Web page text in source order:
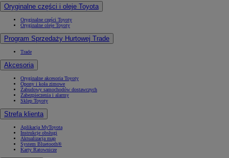
Oryginalne części i oleje Toyota
Oryginalne części Toyoty
Oryginalne oleje Toyoty
Program Sprzedaży Hurtowej Trade
Trade
Akcesoria
Oryginalne akcesoria Toyoty
Opony i koła zimowe
Zabudowy samochodów dostawczych
Zabezpieczenia i alarmy
Sklep Toyoty
Strefa klienta
Aplikacja MyToyota
Instrukcje obsługi
Aktualizacja map
System Bluetooth®
Karty Ratownicze